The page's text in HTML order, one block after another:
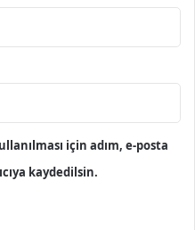
için adım, e-posta
kaydedilsin.